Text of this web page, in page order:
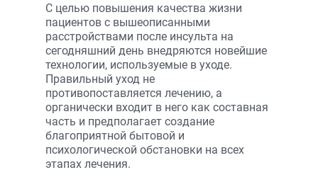
С целью повышения качества жизни
пациентов с вышеописанными
расстройствами после инсульта на
сегодняшний день внедряются новейшие
технологии, используемые в уходе.
Правильный уход не
противопоставляется лечению, а
органически входит в него как составная
часть и предполагает создание
благоприятной бытовой и
психологической обстановки на всех
этапах лечения.